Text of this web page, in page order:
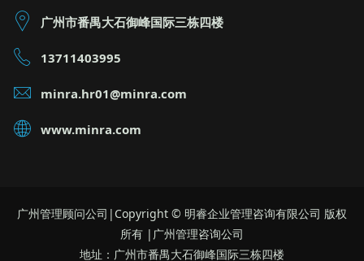
广州市番禺大石御峰国际三栋四楼
13711403995
minra.hr01@minra.com
www.minra.com
广州管理顾问公司|Copyright © 明睿企业管理咨询有限公司 版权
所有 |广州管理咨询公司
地址：广州市番禺大石御峰国际三栋四楼